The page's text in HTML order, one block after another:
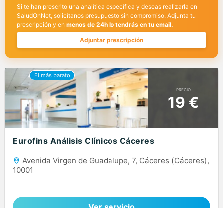
Si te han prescrito una analítica específica y deseas realizarla en
SaludOnNet, solicítanos presupuesto sin compromiso. Adjunta tu
prescripción y en menos de 24h lo tendrás en tu email.
Adjuntar prescripción
PRECIO
19 €
Eurofins Análisis Clínicos Cáceres
Avenida Virgen de Guadalupe, 7, Cáceres (Cáceres),
10001